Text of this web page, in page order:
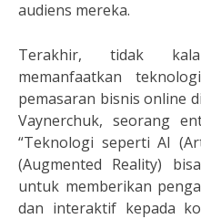
audiens mereka.
Terakhir, tidak
memanfaatkan
pemasaran bisnis online
Vaynerchuk, seorang
“Teknologi seperti AI
(Augmented Reality)
untuk memberikan
dan interaktif kepada